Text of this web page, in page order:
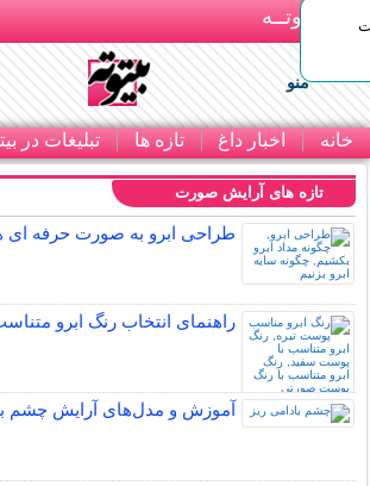
بـیتوتــه
منو
خانه اخبار داغ تازه ها تبلیغات در
تازه های آرایش صورت
طراحی ابرو به صورت حرفه ای
راهنمای انتخاب رنگ ابرو
آموزش و مدل‌های آرایش چشم